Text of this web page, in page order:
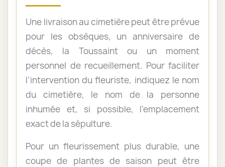
Une livraison au cimetière peut être prévue
pour les obsèques, un anniversaire de
décès, la Toussaint ou un moment
personnel de recueillement. Pour faciliter
l’intervention du fleuriste, indiquez le nom
du cimetière, le nom de la personne
inhumée et, si possible, l’emplacement
exact de la sépulture.
Pour un fleurissement plus durable, une
coupe de plantes de saison peut être